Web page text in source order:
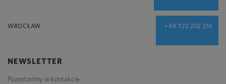
WROCŁAW +48 722 202 214
NEWSLETTER
Pozostańmy w kontakcie